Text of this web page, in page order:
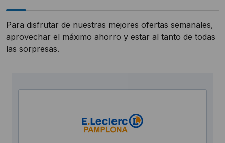
Para disfrutar de nuestras mejores ofertas semanales,
aprovechar el máximo ahorro y estar al tanto de todas
las sorpresas.